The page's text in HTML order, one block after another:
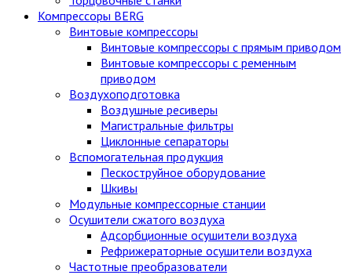
Компрессоры BERG
Винтовые компрессоры
Винтовые компрессоры с прямым приводом
Винтовые компрессоры с ременным
приводом
Воздухоподготовка
Воздушные ресиверы
Магистральные фильтры
Циклонные сепараторы
Вспомогательная продукция
Пескоструйное оборудование
Шкивы
Модульные компрессорные станции
Осушители сжатого воздуха
Адсорбционные осушители воздуха
Рефрижераторные осушители воздуха
Частотные преобразователи